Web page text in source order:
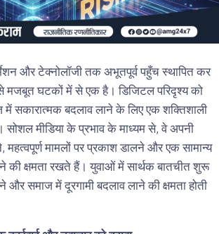
और टेक्नोलॉजी तक अभूतपूर्व पहुँच स्थापित कर
मजबूत घटकों में से एक है। डिजिटल परिदृश्य को
सकारात्मक बदलाव लाने के लिए एक शक्तिशाली
मीडिया के प्रभाव के माध्यम से, वे अपनी
मामलों पर प्रकाश डालने और एक सामान्य
की क्षमता रखते हैं। युवाओं में सार्थक बातचीत शुरू
और समाज में दूरगामी बदलाव लाने की क्षमता होती